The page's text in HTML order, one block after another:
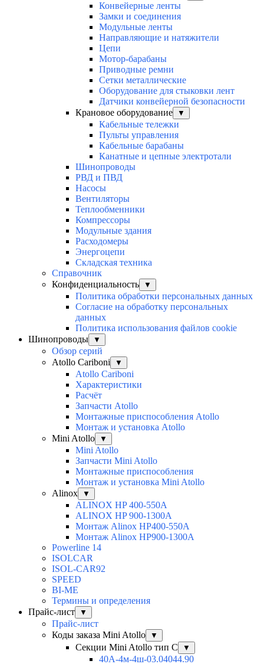
Конвейерные ленты
Замки и соединения
Модульные ленты
Направляющие и натяжители
Цепи
Мотор-барабаны
Приводные ремни
Сетки металлические
Оборудование для стыковки лент
Датчики конвейерной безопасности
Крановое оборудование
▼
Кабельные тележки
Пульты управления
Кабельные барабаны
Канатные и цепные электротали
Шинопроводы
РВД и ПВД
Насосы
Вентиляторы
Теплообменники
Компрессоры
Модульные здания
Расходомеры
Энергоцепи
Складская техника
Справочник
Конфиденциальность
▼
Политика обработки персональных данных
Согласие на обработку персональных
данных
Политика использования файлов cookie
Шинопроводы
▼
Обзор серий
Atollo Cariboni
▼
Atollo Cariboni
Характеристики
Расчёт
Запчасти Atollo
Монтажные приспособления Atollo
Монтаж и установка Atollo
Mini Atollo
▼
Mini Atollo
Запчасти Mini Atollo
Монтажные приспособления
Монтаж и установка Mini Atollo
Alinox
▼
ALINOX HP 400-550A
ALINOX HP 900-1300A
Монтаж Alinox HP400-550A
Монтаж Alinox HP900-1300A
Powerline 14
ISOLCAR
ISOL-CAR92
SPEED
BI-ME
Термины и определения
Прайс-лист
▼
Прайс-лист
Коды заказа Mini Atollo
▼
Секции Mini Atollo тип С ▼
40А-4м-4ш-03.04044.90